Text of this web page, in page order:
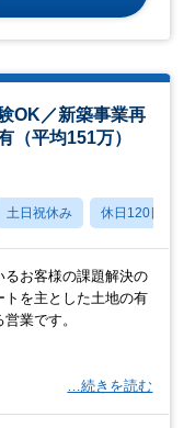
OK／新築事業再
（平均151万）
土日祝休み 休日120日以上
るお客様の課題解決の
トを主とした土地の有
業です。
…続きを読む